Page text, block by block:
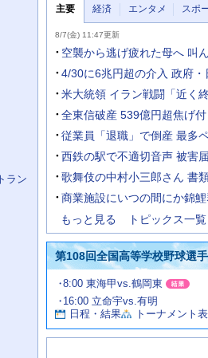
力
補
助
を
開
く
ラン
ュ
ス
主要 経済 エンタメ スポ
要
ニ
ー
8/7(金) 11:47更新
空襲から逃げ疲れた母へ 叫
4/30に6兆円超の介入 政府・
米大統領 イラン戦闘「近く終
全東信破産 539億円超焦げ
従業員「退職」で倒産 最多
西鉄の駅で不適切音声 被害
歌舞伎の中村小三郎さん 書
商業施設にいつの間にか錦
もっと見る トピックス一覧
第108回全国高等学校野球選
試
合
情
報
8:00 東海甲vs.鶴岡東
16:00 立命宇vs.有明
日程・結果
トーナメント表
お
す